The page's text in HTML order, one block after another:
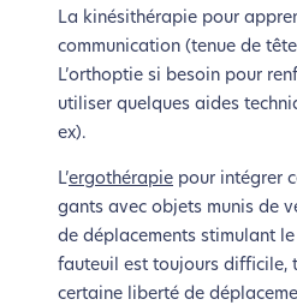
le
La kinésithérapie pour
communication (tenue de
L’orthoptie si besoin pour
utiliser quelques aides
ex).
L’ergothérapie pour intégrer
gants avec objets munis de
de déplacements stimulant
fauteuil est toujours difficile,
certaine liberté de